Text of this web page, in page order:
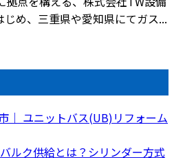
め、三重県や愛知県にてガス...
｜ ユニットバス(UB)リフォーム
ルク供給とは？シリンダー方式